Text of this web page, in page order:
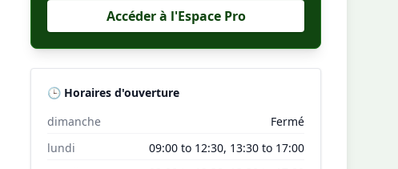
Accéder à l'Espace Pro
🕒 Horaires d'ouverture
dimanche
Fermé
lundi
09:00 to 12:30, 13:30 to 17:00